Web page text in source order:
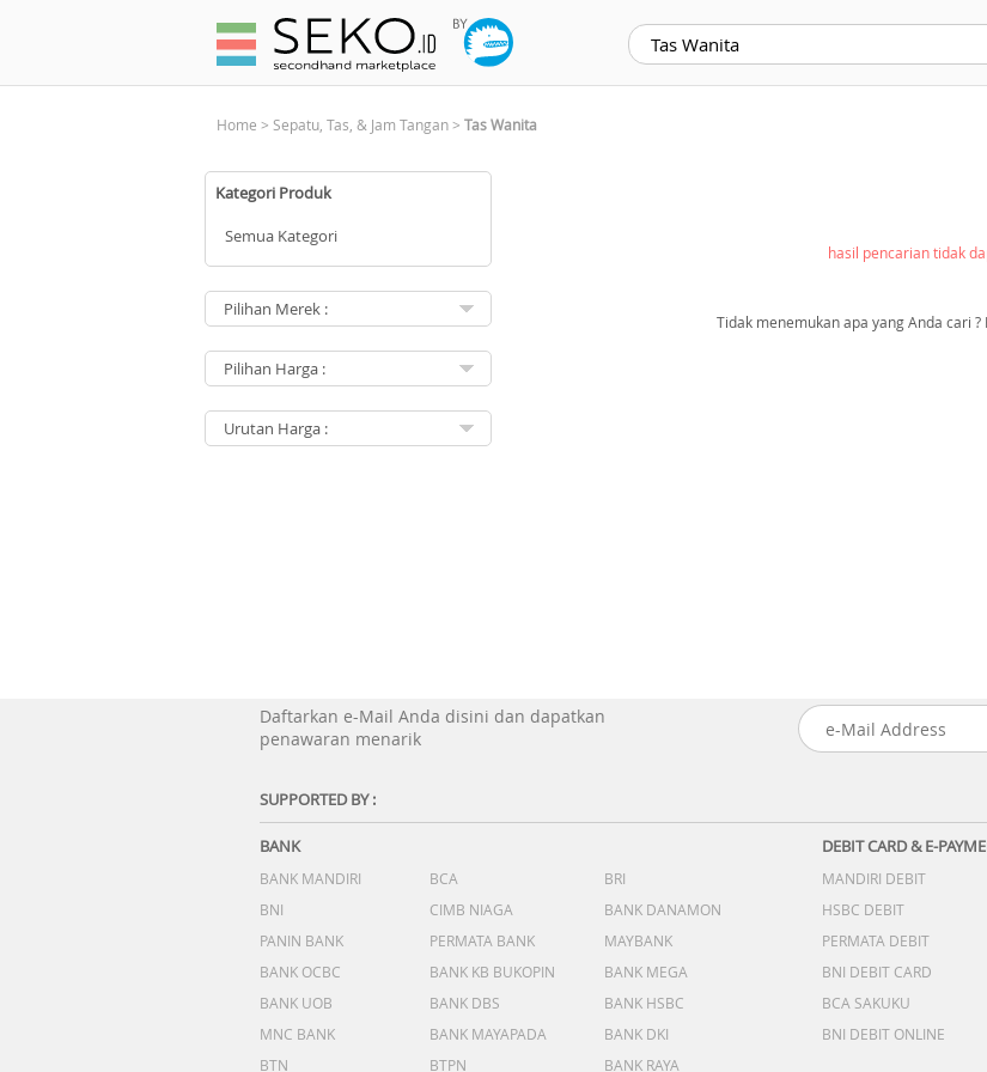
Home > Sepatu, Tas, & Jam Tangan> Tas Wanita
Kategori Produk
Semua Kategori
hasil pencarian tidak
Tidak menemukan apa yang Anda cari
Daftarkan e-Mail Anda disini dan dapatkan
penawaran menarik
SUPPORTED BY :
BANK
BANK MANDIRI BCA
BRI
BNI
CIMB NIAGA
BANK DANAMON
PANIN BANK
PERMATA BANK
MAYBANK
BANK OCBC
BANK KB BUKOPIN
BANK MEGA
BANK UOB
BANK DBS
BANK HSBC
MNC BANK
BANK MAYAPADA
BANK DKI
BTN
BTPN BANK RAYA
DEBIT CARD & E-
MANDIRI DEBIT
HSBC DEBIT
PERMATA DEBIT
BNI DEBIT CARD
BCA SAKUKU
BNI DEBIT ONLINE